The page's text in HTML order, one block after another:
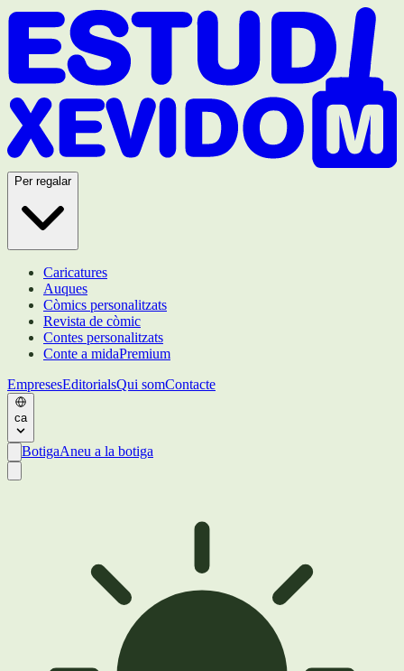
Per regalar
Caricatures
Auques
Còmics personalitzats
Revista de còmic
Contes personalitzats
Conte a midaPremium
EmpresesEditorialsQui somContacte
ca
BotigaAneu a la botiga